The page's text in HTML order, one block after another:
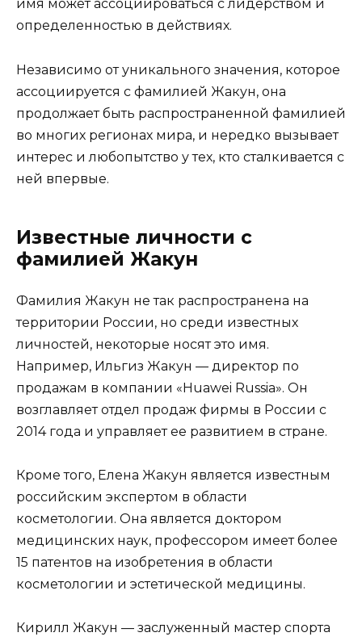
имя может ассоциироваться с лидерством и
определенностью в действиях.
Независимо от уникального значения, которое
ассоциируется с фамилией Жакун, она
продолжает быть распространенной фамилией
во многих регионах мира, и нередко вызывает
интерес и любопытство у тех, кто сталкивается с
ней впервые.
Известные личности с
фамилией Жакун
Фамилия Жакун не так распространена на
территории России, но среди известных
личностей, некоторые носят это имя.
Например, Ильгиз Жакун — директор по
продажам в компании «Huawei Russia». Он
возглавляет отдел продаж фирмы в России с
2014 года и управляет ее развитием в стране.
Кроме того, Елена Жакун является известным
российским экспертом в области
косметологии. Она является доктором
медицинских наук, профессором имеет более
15 патентов на изобретения в области
косметологии и эстетической медицины.
Кирилл Жакун — заслуженный мастер спорта